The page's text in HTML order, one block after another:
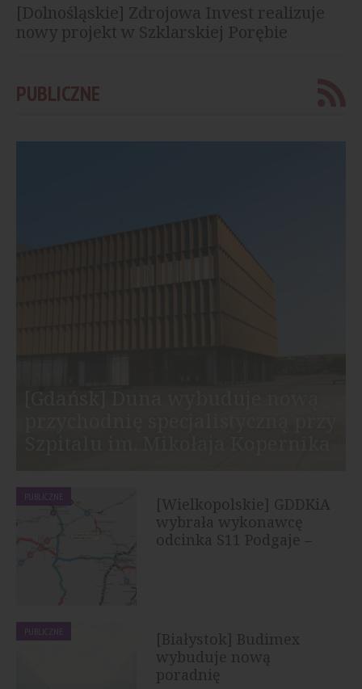
[Dolnośląskie] Zdrojowa Invest realizuje
nowy projekt w Szklarskiej Porębie
PUBLICZNE
PUBLICZNE
[Wielkopolskie] GDDKiA
wybrała wykonawcę
odcinka S11 Podgaje –
PUBLICZNE
[Białystok] Budimex
wybuduje nową
poradnię